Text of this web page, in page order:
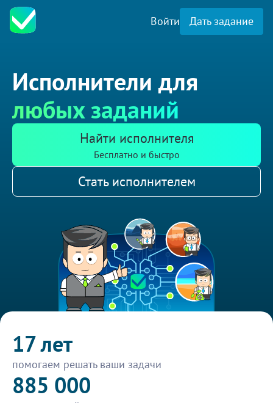
Войти Дать задание
Исполнители для
любых заданий
Найти исполнителя
Бесплатно и быстро
Стать исполнителем
17 лет
помогаем решать ваши задачи
885 000